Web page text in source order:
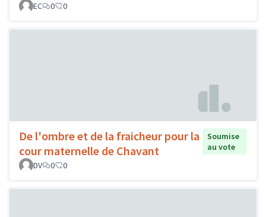
EC
0 0
De l'ombre et de la fraicheur pour la
cour maternelle de Chavant
Soumise
au vote
DV
0 0